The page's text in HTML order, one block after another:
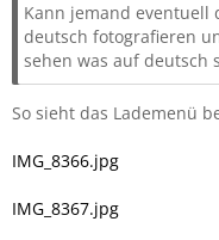
Kann jemand eventuell
deutsch fotografieren
sehen was auf deutsch
So sieht das Lademenü
IMG_8366.jpg
IMG_8367.jpg